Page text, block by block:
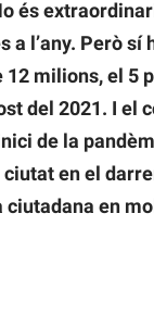
és
a l’any. Però sí
milions, el 5
del 2021. I el
de la
en el
ciutadana en